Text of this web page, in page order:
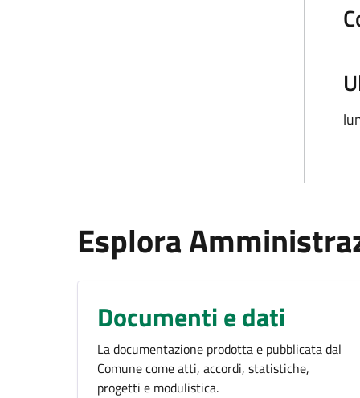
Esplora
Documenti e dati
La documentazione prodotta e pubblicata dal
Comune come atti, accordi, statistiche,
progetti e modulistica.